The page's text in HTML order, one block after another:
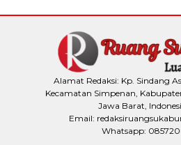
Alamat Redaksi: Kp. Sindang
Kecamatan Simpenan,
Jawa Barat,
Email:
Whatsapp: